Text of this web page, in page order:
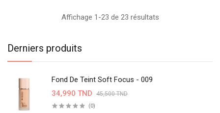
Derniers produits
Fond De Teint Soft Focus - 009
34,990 TND
45,500 TND
(0)
Affichage 1-23 de 23 résultats